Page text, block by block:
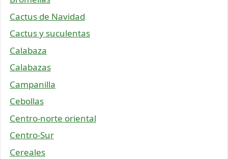
Cactus de Navidad
Cactus y suculentas
Calabaza
Calabazas
Campanilla
Cebollas
Centro-norte oriental
Centro-Sur
Cereales